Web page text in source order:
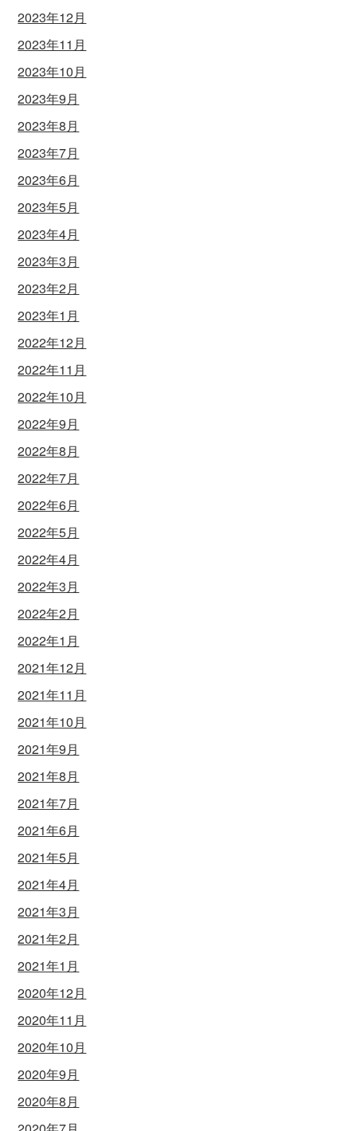
2023年12月
2023年11月
2023年10月
2023年9月
2023年8月
2023年7月
2023年6月
2023年5月
2023年4月
2023年3月
2023年2月
2023年1月
2022年12月
2022年11月
2022年10月
2022年9月
2022年8月
2022年7月
2022年6月
2022年5月
2022年4月
2022年3月
2022年2月
2022年1月
2021年12月
2021年11月
2021年10月
2021年9月
2021年8月
2021年7月
2021年6月
2021年5月
2021年4月
2021年3月
2021年2月
2021年1月
2020年12月
2020年11月
2020年10月
2020年9月
2020年8月